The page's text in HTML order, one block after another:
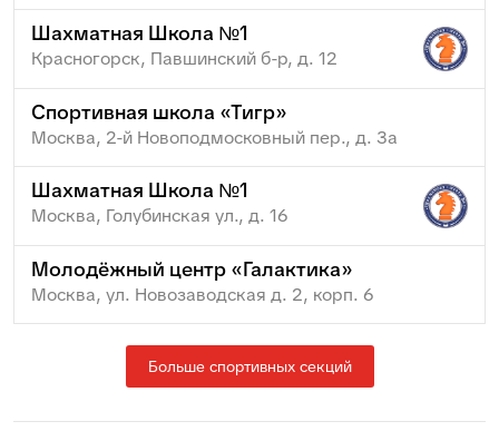
Шахматная Школа №1
Красногорск, Павшинский б-р, д. 12
Спортивная школа «Тигр»
Москва, 2-й Новоподмосковный пер., д. 3а
Шахматная Школа №1
Москва, Голубинская ул., д. 16
Молодёжный центр «Галактика»
Москва, ул. Новозаводская д. 2, корп. 6
Больше спортивных секций